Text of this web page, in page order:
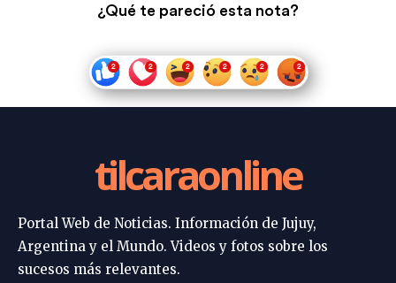
¿Qué te pareció esta nota?
tilcaraonline
Portal Web de Noticias. Información de Jujuy,
Argentina y el Mundo. Videos y fotos sobre los
sucesos más relevantes.